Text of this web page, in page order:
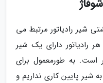
شیر رادیاتور مرتبط می
رادیاتور دارای یک شیر
است. به طورمعمول برای
شیر پایین کاری نداریم و